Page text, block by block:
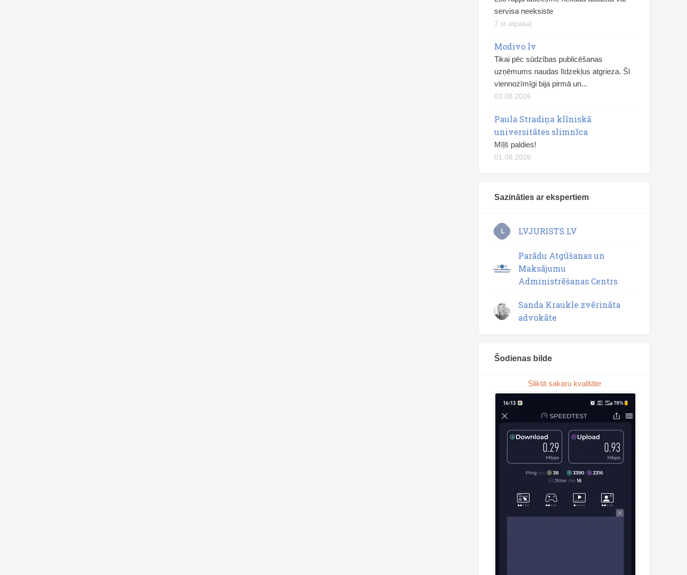
servisa neeksiste
7 st atpakaļ
Modivo.lv
Tikai pēc sūdzības publicēšanas
uzņēmums naudas līdzekļus atgrieza. Šī
viennozīmīgi bija pirmā un...
03.08.2026
Paula Stradiņa klīniskā
universitātes slimnīca
Mīļš paldies!
01.08.2026
Sazināties ar ekspertiem
L LVJURISTS.LV
Parādu Atgūšanas un
Maksājumu
Administrēšanas Centrs
Sanda Kraukle zvērināta
advokāte
Šodienas bilde
Sliktā sakaru kvalitāte